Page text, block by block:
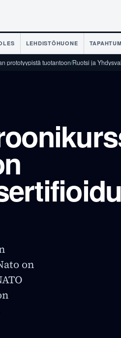
LEHDISTÖHUONE
tuotantoon/Ruotsi ja Yhdysvallat
on